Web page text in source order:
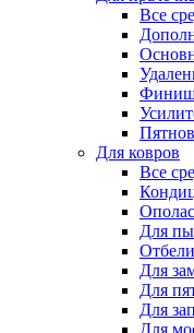
Все
Для ковров
Все
Для
Для
Для
Для
Для